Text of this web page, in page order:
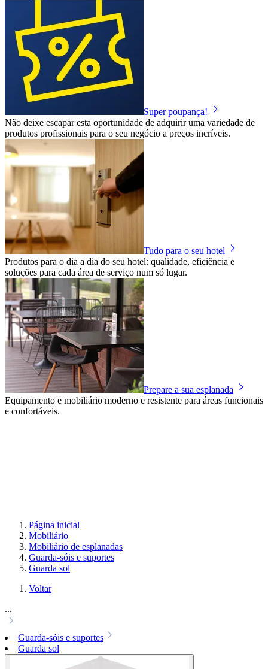
Super poupança!
Não deixe escapar esta oportunidade de adquirir uma variedade de
produtos profissionais para o seu negócio a preços incríveis.
Tudo para o seu hotel
Produtos para o dia a dia do seu hotel: qualidade, eficiência e
soluções para cada área de serviço num só lugar.
Prepare a sua esplanada
Equipamento e mobiliário moderno e resistente para áreas funcionais
e confortáveis.
Página inicial
Mobiliário
Mobiliário de esplanadas
Guarda-sóis e suportes
Guarda sol
Voltar
...
Guarda-sóis e suportes
Guarda sol